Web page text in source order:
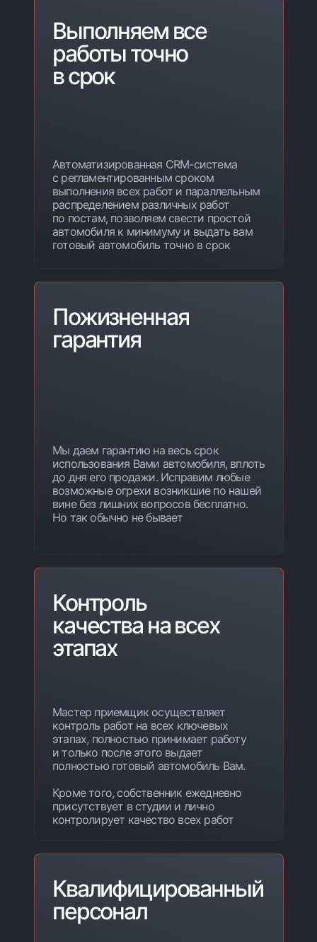
Автоматизированная CRM-система
с регламентированным сроком
выполнения всех работ и параллельным
распределением различных работ
по постам, позволяем свести простой
автомобиля к минимуму и выдать вам
готовый автомобиль точно в срок
Выполняем все
работы точно
в срок
Пожизненная
гарантия
Мы даем гарантию на весь срок
использования Вами автомобиля, вплоть
до дня его продажи. Исправим любые
возможные огрехи возникшие по нашей
вине без лишних вопросов бесплатно.
Но так обычно не бывает
Контроль
качества на всех
этапах
Мастер приемщик осуществляет
контроль работ на всех ключевых
этапах, полностью принимает работу
и только после этого выдает
полностью готовый автомобиль Вам.
Кроме того, собственник ежедневно
присутствует в студии и лично
контролирует качество всех работ
Квалифицированный
персонал